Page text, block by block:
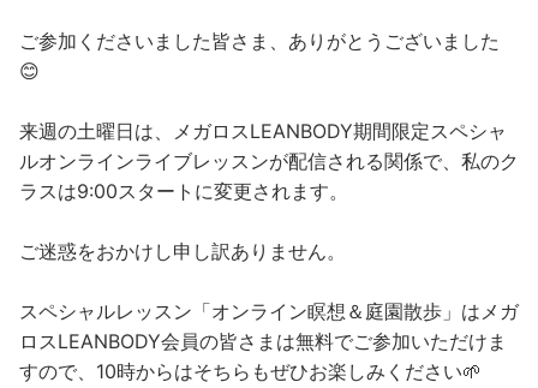
ご参加くださいました皆さま、ありがとうございました
😊
来週の土曜日は、メガロスLEANBODY期間限定スペシャ
ルオンラインライブレッスンが配信される関係で、私のク
ラスは9:00スタートに変更されます。
ご迷惑をおかけし申し訳ありません。
スペシャルレッスン「オンライン瞑想＆庭園散歩」はメガ
ロスLEANBODY会員の皆さまは無料でご参加いただけま
すので、10時からはそちらもぜひお楽しみください🌱